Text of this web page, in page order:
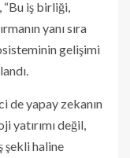
iş birliği,
yanı sıra
gelişimi
de yapay zekanın
yatırımı değil,
şekli haline